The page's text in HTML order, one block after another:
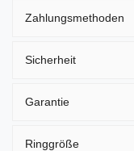
Zahlungsmethoden
Sicherheit
Garantie
Ringgröße